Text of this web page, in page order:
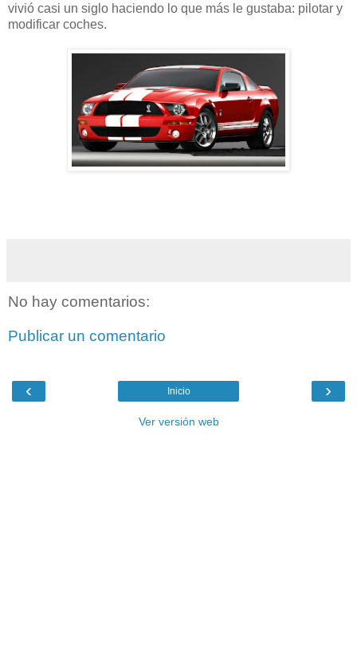
vivió casi un siglo haciendo lo que más le gustaba: pilotar y
modificar coches.
No hay comentarios:
Publicar un comentario
‹ ›
Inicio
Ver versión web